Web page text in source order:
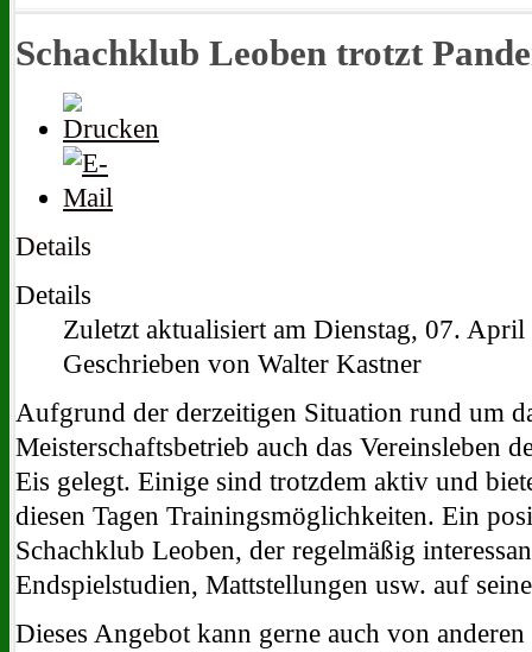
Schachklub Leoben trotzt
Details
Details
Zuletzt aktualisiert am Dienstag, 07.
Geschrieben von Walter Kastner
Aufgrund der derzeitigen Situation rund um
Meisterschaftsbetrieb auch das Vereinsleben
Eis gelegt. Einige sind trotzdem aktiv und
diesen Tagen Trainingsmöglichkeiten. Ein
Schachklub Leoben, der regelmäßig
Endspielstudien, Mattstellungen usw. auf
Dieses Angebot kann gerne auch von